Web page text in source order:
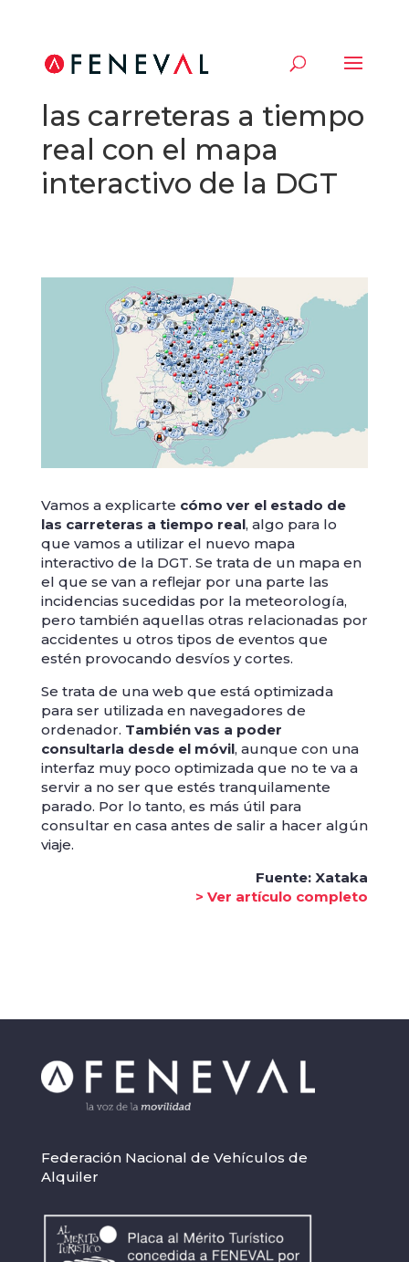
Cómo ver el estado de
las carreteras a tiempo
real con el mapa
interactivo de la DGT
Vamos a explicarte cómo ver el estado de
las carreteras a tiempo real, algo para lo
que vamos a utilizar el nuevo mapa
interactivo de la DGT. Se trata de un mapa en
el que se van a reflejar por una parte las
incidencias sucedidas por la meteorología,
pero también aquellas otras relacionadas por
accidentes u otros tipos de eventos que
estén provocando desvíos y cortes.
Se trata de una web que está optimizada
para ser utilizada en navegadores de
ordenador. También vas a poder
consultarla desde el móvil, aunque con una
interfaz muy poco optimizada que no te va a
servir a no ser que estés tranquilamente
parado. Por lo tanto, es más útil para
consultar en casa antes de salir a hacer algún
viaje.
Fuente: Xataka
> Ver artículo completo
Federación Nacional de Vehículos de
Alquiler